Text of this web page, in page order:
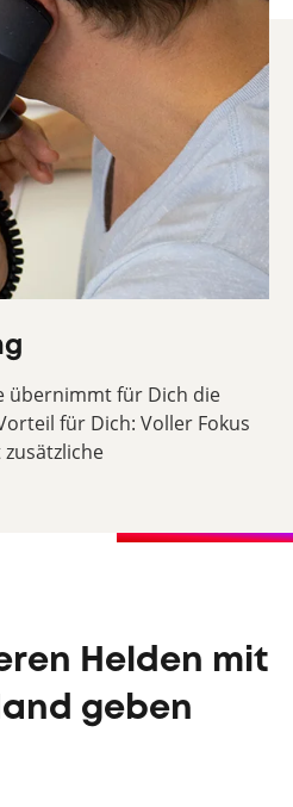
übernimmt für Dich die
für Dich: Voller Fokus
Helden mit
geben